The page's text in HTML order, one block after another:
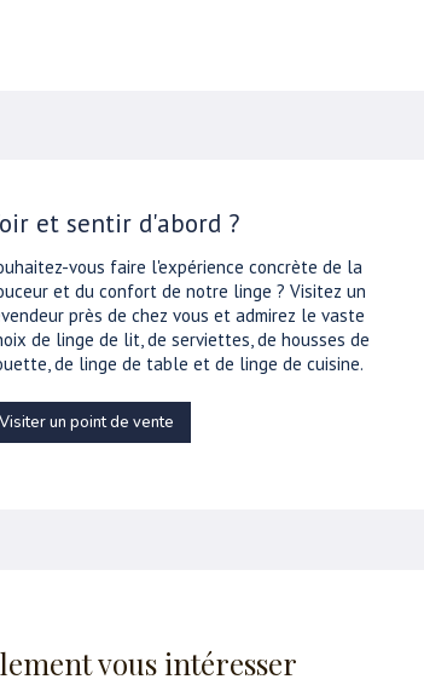
et sentir d'abord ?
vous faire l'expérience concrète de la
et du confort de notre linge ? Visitez un
près de chez vous et admirez le vaste
de linge de lit, de serviettes, de housses de
de linge de table et de linge de cuisine.
Visiter un point de vente
vous intéresser